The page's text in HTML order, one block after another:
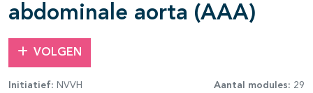
abdominale aorta (AAA)
VOLGEN
Initiatief: NVVH Aantal modules: 29
open- en dichtklappen